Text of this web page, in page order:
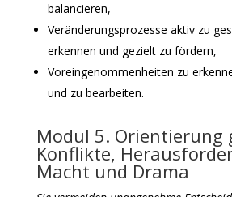
balancieren,
Veränderungsprozesse aktiv zu
erkennen und gezielt zu fördern,
Voreingenommenheiten zu
und zu bearbeiten.
Modul 5. Orientierung
Konflikte,
Macht und Drama